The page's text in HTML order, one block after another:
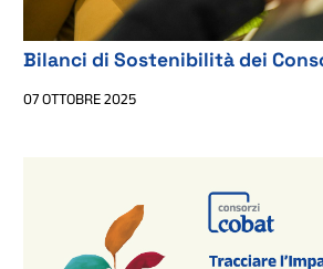
Bilanci di Sostenibilità dei
07 OTTOBRE 2025